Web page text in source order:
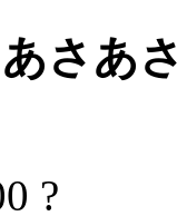
さあ
?